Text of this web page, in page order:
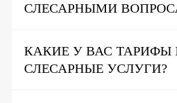
СЛЕСАРНЫМИ
КАКИЕ У ВАС ТАРИФЫ
СЛЕСАРНЫЕ УСЛУГИ?